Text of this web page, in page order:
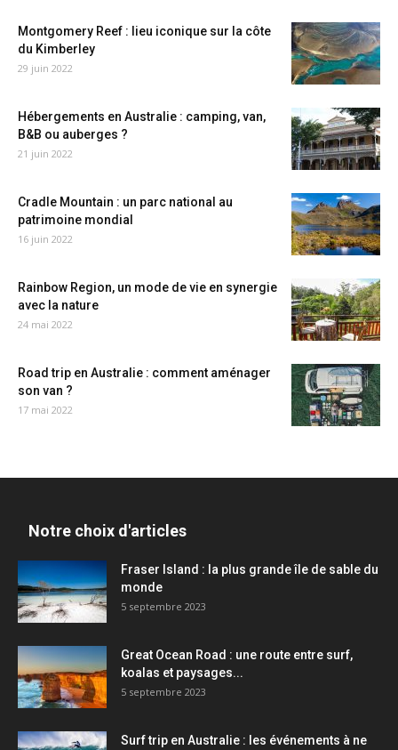
Montgomery Reef : lieu iconique sur la côte
du Kimberley
29 juin 2022
Hébergements en Australie : camping, van,
B&B ou auberges ?
21 juin 2022
Cradle Mountain : un parc national au
patrimoine mondial
16 juin 2022
Rainbow Region, un mode de vie en synergie
avec la nature
24 mai 2022
Road trip en Australie : comment aménager
son van ?
17 mai 2022
Notre choix d'articles
Fraser Island : la plus grande île de sable du
monde
5 septembre 2023
Great Ocean Road : une route entre surf,
koalas et paysages...
5 septembre 2023
Surf trip en Australie : les événements à ne